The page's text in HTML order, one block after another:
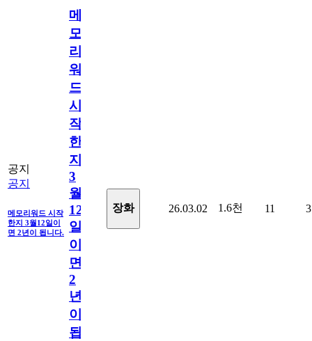
공지
공지
메모리워드 시작
한지 3월12일이
면 2년이 됩니다.
메
모
리
워
드
시
작
한
지
3
월
12
일
이
면
2
년
이
됩
장화 26.03.02 1.6천 11 3